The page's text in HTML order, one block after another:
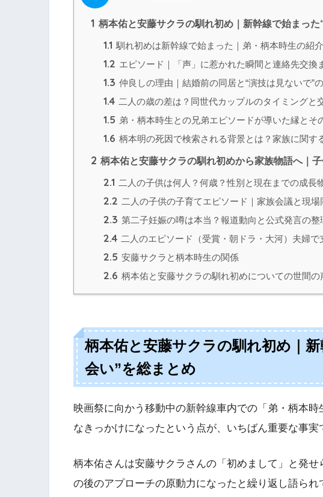
1 柄本佑と安藤サクラの馴れ初め｜新幹線で始まっ
1.1 馴れ初めは新幹線で始まった｜弟・柄本時生の紹
1.2 エピソード｜「声」に惹かれた瞬間と連絡先交換
1.3 仲良しの理由｜結婚前の同居と“演技は見ないで”
1.4 二人の歳の差は？同世代カップルのタイミングと
1.5 弟・柄本時生との兄弟エピソードが導いた縁とそ
1.6 柄本明の死因で検索される背景とは？家族に関す
2 柄本佑と安藤サクラの馴れ初めから家族物語へ｜
2.1 二人の子供は何人？何歳？性別と現在までの成長
2.2 二人の子供の子育てエピソード｜家族会議と現
2.3 第二子妊娠の噂は本当？報道動向と公式発言の整
2.4 二人のエピソード（受賞・朝ドラ・大河）夫婦で
2.5 安藤サクラと柄本時生の関係
2.6 柄本佑と安藤サクラの馴れ初めについての世間の
柄本佑と安藤サクラの馴れ初め｜
会い”を総まとめ
映画祭に向かう移動中の新幹線車内での「弟・柄本
なきっかけになったという点が、いちばん重要な事実
柄本佑さんは安藤サクラさんの「初めまして」と発
の後のアプローチの原動力になったと繰り返し語られ